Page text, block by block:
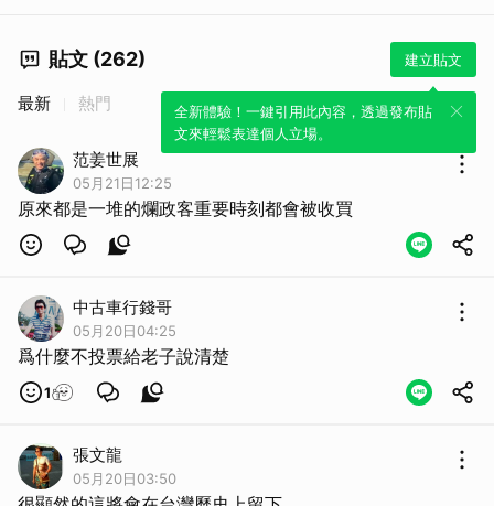
貼文 (262) 建立貼文
全新體驗！一鍵引用此內容，透過發布貼
文來輕鬆表達個人立場。
最新 熱門
范姜世展
05月21日12:25
原來都是一堆的爛政客重要時刻都會被收買
中古車行錢哥
05月20日04:25
爲什麼不投票給老子說清楚
1
張文龍
05月20日03:50